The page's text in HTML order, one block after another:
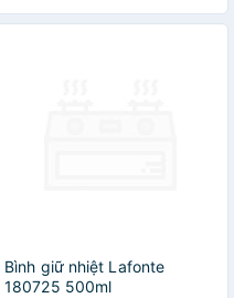
Bình giữ nhiệt Lafonte
180725 500ml